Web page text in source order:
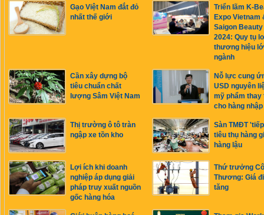
Gạo Việt Nam đắt đỏ
nhất thế giới
Triển lãm K-
Expo Vietnam
Saigon Beauty
2024: Quy tụ
thương hiệu
ngành
Cần xây dựng bộ
tiêu chuẩn chất
lượng Sâm Việt Nam
Nỗ lực cung
USD nguyên
mỹ phẩm thay
cho hàng
Thị trường ô tô tràn
ngập xe tồn kho
Sàn TMĐT
tiêu thụ hàng
hàng lậu
Lợi ích khi doanh
nghiệp áp dụng giải
pháp truy xuất nguồn
gốc hàng hóa
Thứ trưởng
Thương: Giá
tăng